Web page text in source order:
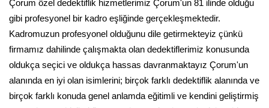
Çorum özel dedektiflik hizmetlerimiz Çorum'un 81 ilinde olduğu
gibi profesyonel bir kadro eşliğinde gerçekleşmektedir.
Kadromuzun profesyonel olduğunu dile getirmekteyiz çünkü
firmamız dahilinde çalışmakta olan dedektiflerimiz konusunda
oldukça seçici ve oldukça hassas davranmaktayız Çorum'un
alanında en iyi olan isimlerini; birçok farklı dedektiflik alanında ve
birçok farklı konuda genel anlamda eğitimli ve kendini geliştirmiş